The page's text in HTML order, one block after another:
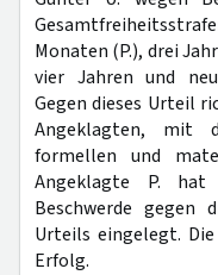
Monaten (P.), drei
vier Jahren und
Gegen dieses Urteil
Angeklagten, mit
formellen und
Angeklagte P. hat
Beschwerde gegen
Urteils eingelegt.
Erfolg.